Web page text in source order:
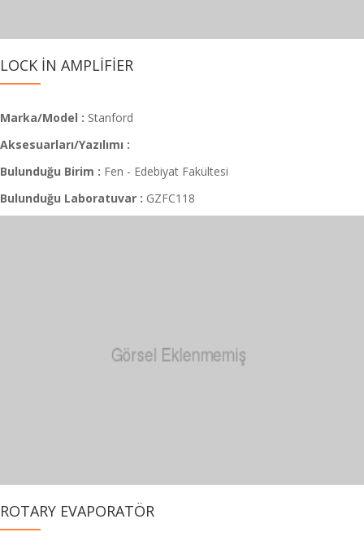
LOCK İN AMPLİFİER
Marka/Model : Stanford
Aksesuarları/Yazılımı :
Bulunduğu Birim : Fen - Edebiyat Fakültesi
Bulunduğu Laboratuvar : GZFC118
ROTARY EVAPORATÖR